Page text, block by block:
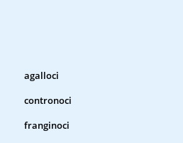
agalloci
contronoci
franginoci